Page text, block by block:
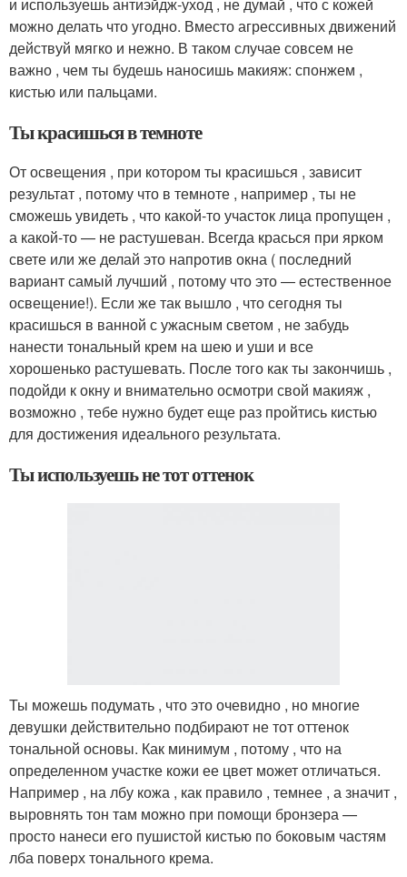
и используешь антиэйдж-уход , не думай , что с кожей
можно делать что угодно. Вместо агрессивных движений
действуй мягко и нежно. В таком случае совсем не
важно , чем ты будешь наносишь макияж: спонжем ,
кистью или пальцами.
Ты красишься в темноте
От освещения , при котором ты красишься , зависит
результат , потому что в темноте , например , ты не
сможешь увидеть , что какой-то участок лица пропущен ,
а какой-то — не растушеван. Всегда красься при ярком
свете или же делай это напротив окна ( последний
вариант самый лучший , потому что это — естественное
освещение!). Если же так вышло , что сегодня ты
красишься в ванной с ужасным светом , не забудь
нанести тональный крем на шею и уши и все
хорошенько растушевать. После того как ты закончишь ,
подойди к окну и внимательно осмотри свой макияж ,
возможно , тебе нужно будет еще раз пройтись кистью
для достижения идеального результата.
Ты используешь не тот оттенок
Ты можешь подумать , что это очевидно , но многие
девушки действительно подбирают не тот оттенок
тональной основы. Как минимум , потому , что на
определенном участке кожи ее цвет может отличаться.
Например , на лбу кожа , как правило , темнее , а значит ,
выровнять тон там можно при помощи бронзера —
просто нанеси его пушистой кистью по боковым частям
лба поверх тонального крема.